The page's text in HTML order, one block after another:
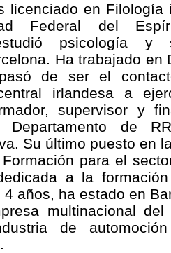
licenciado en Filología
Federal del
estudió psicología
Ha trabajado en
de ser el
irlandesa a
supervisor y
Departamento de
Su último puesto en
para el
a la
años, ha estado en
multinacional
de